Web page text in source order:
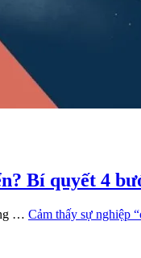
Bí quyết 4
… Cảm thấy sự nghiệp